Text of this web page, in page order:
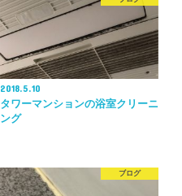
2018.5.10
タワーマンションの浴室クリーニ
ング
ブログ